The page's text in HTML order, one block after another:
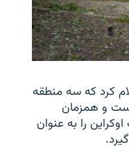
اردیبهشت اعلام کرد که سه منطقه
و همزمان
را به عنوان